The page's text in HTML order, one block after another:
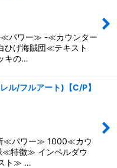
ワー≫ -≪カウンター
げ海賊団≪テキスト
キの…
ル/フルアート)【C/P】
パワー≫ 1000≪カウ
特徴≫ インペルダウ
ト≫ …